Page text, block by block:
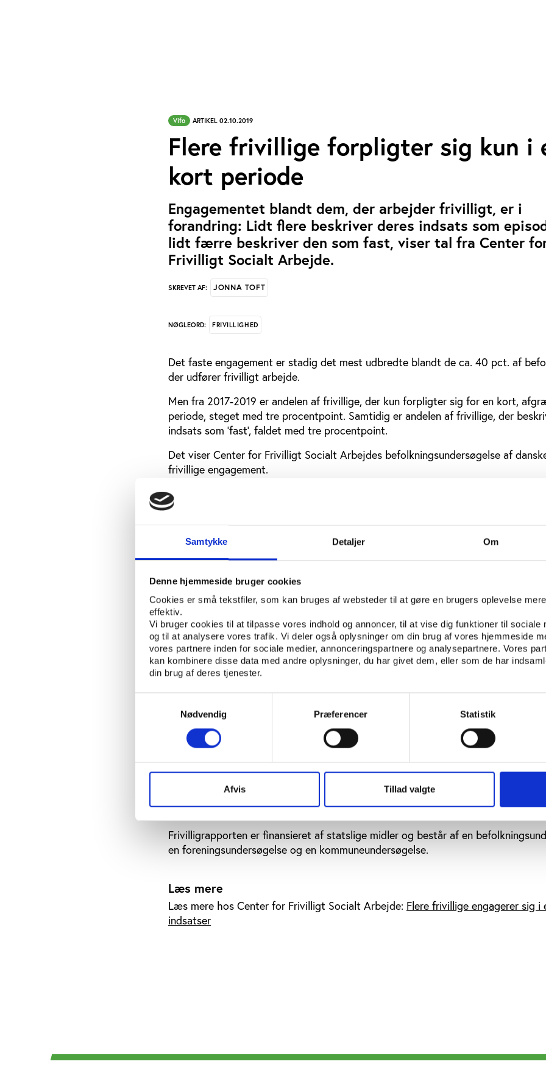
Samtykke Detaljer Om
Denne hjemmeside bruger cookies
Cookies er små tekstfiler, som kan bruges af websteder til at gøre en brugers oplevelse mere
effektiv.
Vi bruger cookies til at tilpasse vores indhold og annoncer, til at vise dig funktioner til sociale
og til at analysere vores trafik. Vi deler også oplysninger om din brug af vores hjemmeside
vores partnere inden for sociale medier, annonceringspartnere og analysepartnere. Vores
kan kombinere disse data med andre oplysninger, du har givet dem, eller som de har
din brug af deres tjenester.
Nødvendig
Præferencer Statistik
Afvis Tillad valgte
Vifo ARTIKEL 02.10.2019
Flere frivillige forpligter sig kun i
kort periode
Engagementet blandt dem, der arbejder frivilligt, er i
forandring: Lidt flere beskriver deres indsats som
lidt færre beskriver den som fast, viser tal fra Center
Frivilligt Socialt Arbejde.
SKREVET AF: JONNA TOFT
NØGLEORD: FRIVILLIGHED
Det faste engagement er stadig det mest udbredte blandt de ca. 40 pct. af
der udfører frivilligt arbejde.
Men fra 2017-2019 er andelen af frivillige, der kun forpligter sig for en kort,
periode, steget med tre procentpoint. Samtidig er andelen af frivillige, der
indsats som ’fast’, faldet med tre procentpoint.
Det viser Center for Frivilligt Socialt Arbejdes befolkningsundersøgelse af
frivillige engagement.
Centret har netop udgivet et 12 sider stort videnstema '
indsatser
med frivillige foreninger og relevant forskning. Sidst i temaet giver centret nogle
anbefalinger til, hvordan foreninger kan arbejde med udviklingen i danskernes
Især det kontinuerlige arbejde i foreninger kan blive udfordret, hvis en voksende
de frivillige kun ønsker at binde sig for en kortere periode. Bestyrelsesarbejde
f.eks. som regel af personer, der er valgt for et eller to år ad gangen. Mange
giver ikke overraskende udtryk for, at deres organisatoriske rammer kolliderer
episodiske engagement, skriver centret.
Samtidig giver det mere episodiske engagement ikke nødvendigvis samme
være forpligtet overfor organisationen som helhed, som et fastere engagement
Tendensen kan udfordre relationer, kontakt og tillid mellem frivillige og brugere
det sociale arbejde, skriver centret. Det er elementer, der er helt afgørende i
engagement. Jo ældre den frivillige bliver, jo større er tilbøjeligheden til et fast
engagement.
Frivilligrapporten er finansieret af statslige midler og består af en
en foreningsundersøgelse og en kommuneundersøgelse.
Læs mere
Læs mere hos Center for Frivilligt Socialt Arbejde: Flere frivillige engagerer sig i
indsatser